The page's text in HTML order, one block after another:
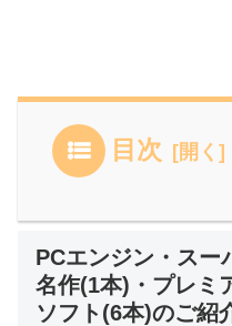
目次
PCエンジン・スー
名作(1本)・プレミ
ソフト(6本)のご紹